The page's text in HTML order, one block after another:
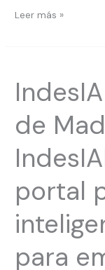
Leer más »
de
portal
para
y
la
Comunidad
Madrid
IndesIAHub,
el
primer
público